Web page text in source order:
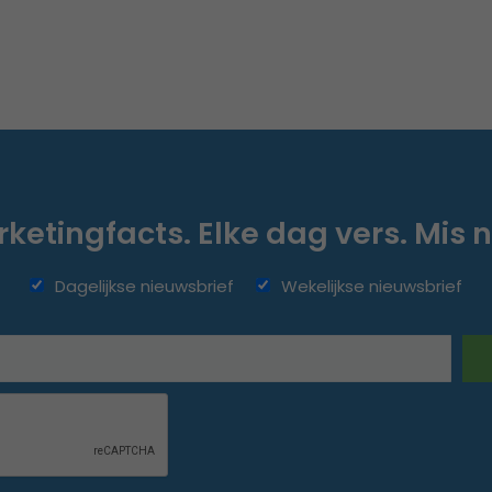
Elke dag vers. Mis
Dagelijkse nieuwsbrief Wekelijkse nieuwsbrief